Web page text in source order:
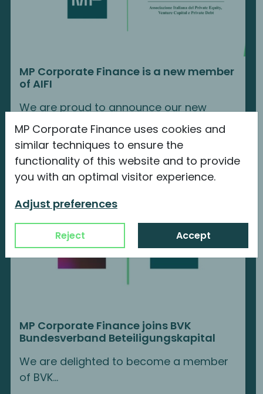
MP Corporate Finance uses cookies and
similar techniques to ensure the
functionality of this website and to provide
you with an optimal visitor experience.
Adjust preferences
Reject Accept
MP Corporate Finance is a new member
of AIFI
We are proud to announce our new
membership with…
Continue reading
MP Corporate Finance joins BVK
Bundesverband Beteiligungskapital
We are delighted to become a member
of BVK…